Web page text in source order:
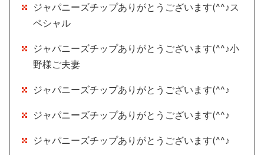
ジャパニーズチップありがとうございます(^^♪ス
ペシャル
ジャパニーズチップありがとうございます(^^♪小
野様ご夫妻
ジャパニーズチップありがとうございます(^^♪
ジャパニーズチップありがとうございます(^^♪
ジャパニーズチップありがとうございます(^^♪